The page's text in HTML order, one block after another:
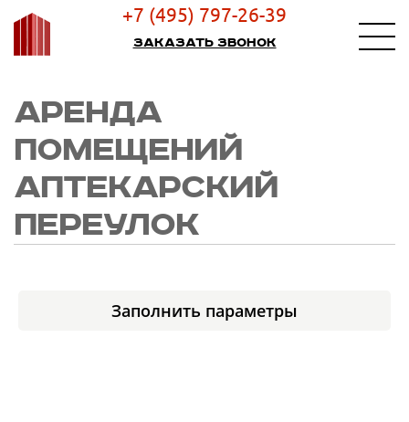
+7 (495) 797-26-39
Заказать звонок
АРЕНДА
ПОМЕЩЕНИЙ
АПТЕКАРСКИЙ
ПЕРЕУЛОК
Заполнить параметры